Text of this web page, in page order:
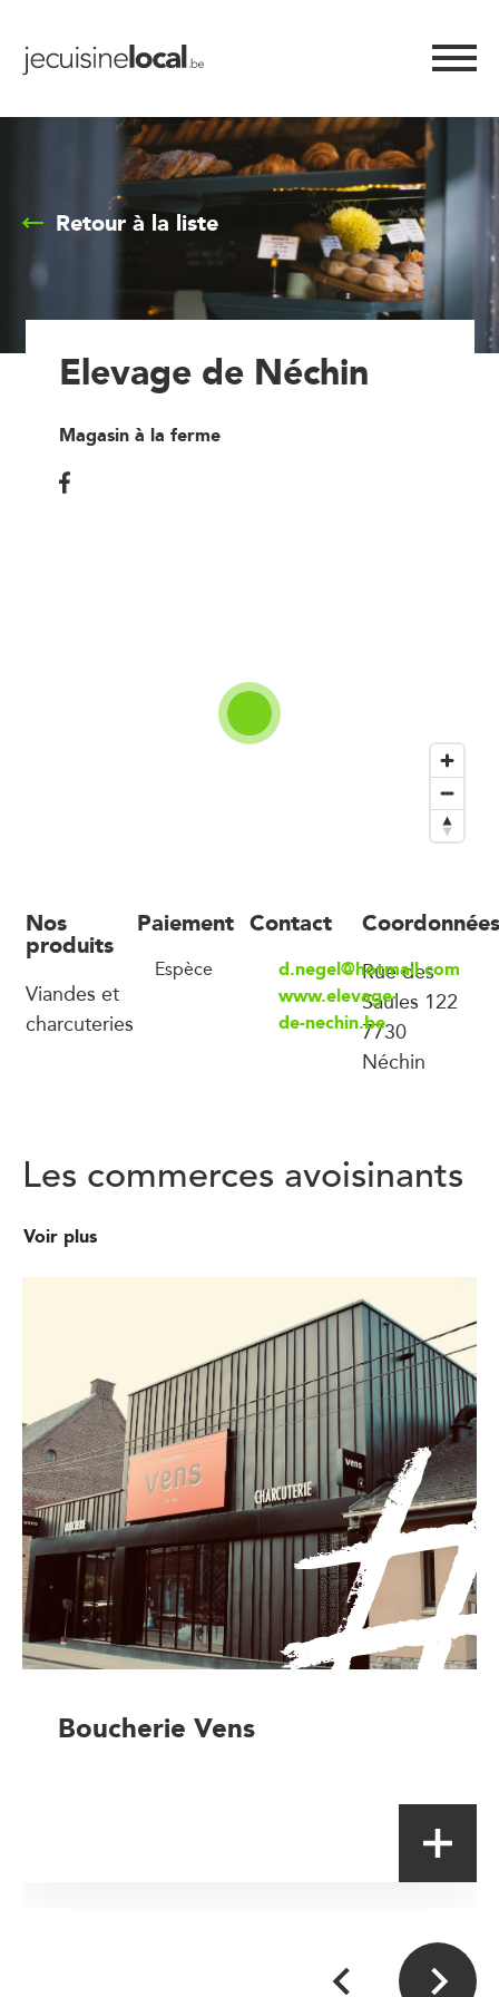
Retour à la liste
Elevage de Néchin
Magasin à la ferme
Nos
produits
Viandes et
charcuteries
Paiement
Espèce
Contact
d.negel@hotmail.com
www.elevage-
de-nechin.be
Coordonnées
Rue des
Saules 122
7730
Néchin
Les commerces avoisinants
Voir plus
Boucherie Vens